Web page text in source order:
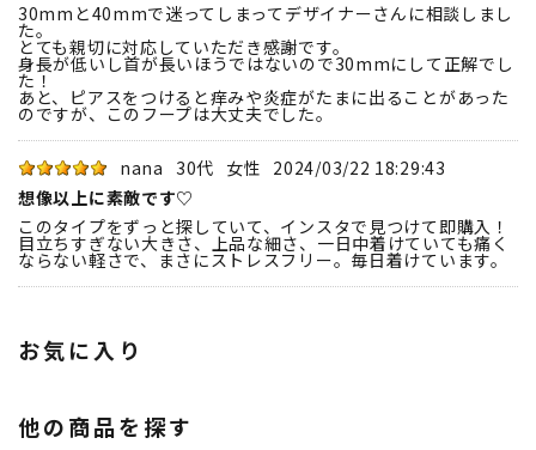
30mmと40mmで迷ってしまってデザイナーさんに相談しまし
た。
とても親切に対応していただき感謝です。
身長が低いし首が長いほうではないので30mmにして正解でし
た！
あと、ピアスをつけると痒みや炎症がたまに出ることがあった
のですが、このフープは大丈夫でした。
nana 30代 女性 2024/03/22 18:29:43
想像以上に素敵です♡
このタイプをずっと探していて、インスタで見つけて即購入！
目立ちすぎない大きさ、上品な細さ、一日中着けていても痛く
ならない軽さで、まさにストレスフリー。毎日着けています。
お気に入り
他の商品を探す